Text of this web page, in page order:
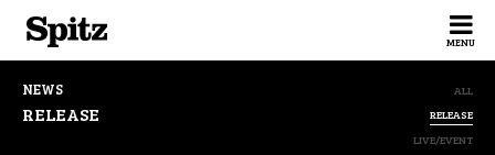
MENU
NEWS
RELEASE
ALL
RELEASE
LIVE/EVENT